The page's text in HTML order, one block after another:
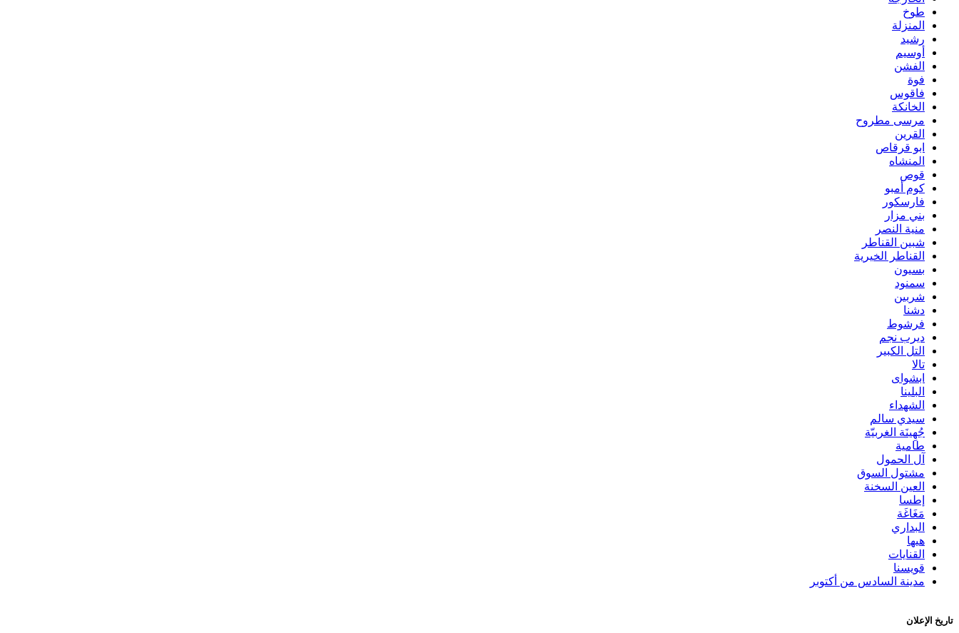
طوخ
المنزلة
رشيد
أوسيم
الفشن
فوة
فاقوس
الخانكة
مرسى مطروح
القرين
ابو قرقاص
المنشاه
قوص
كوم أمبو
فارسكور
بني مزار
منية النصر
شبين القناطر
القناطر الخيرية
بسيون
سمنود
شربين
دشنا
فرشوط
ديرب نجم
التل الكبير
تالا
ابشواى
البلينا
الشهداء
سيدي سالم
جُهِينَة الغربيّة
طامية
آل الحمول
مشتول السوق
العين السخنة
إطسا
مَغَاغَة
البداري
هيها
القنايات
قويسنا
مدينة السادس من أكتوبر
تاريخ الإعلان